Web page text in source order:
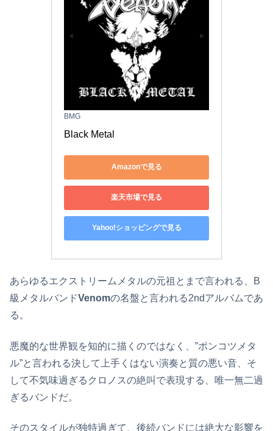
BMG
Black Metal
Amazonで見る
楽天市場で見る
Yahoo!ショッピングで見る
あらゆるエクストリームメタルの元祖とまで言われる、B
級メタルバンドVenomの名盤と言われる2ndアルバムであ
る。
悪魔的な世界観を知的に描くのではなく、”ポンコツメタ
ル”と言われる決して上手くはない演奏と質の悪い音、そ
して不気味過ぎるクロノスの絶叫で表現する、唯一無二過
ぎるバンドだ。
そのスタイルが独特過ぎて、後続バンドには絶大な影響を